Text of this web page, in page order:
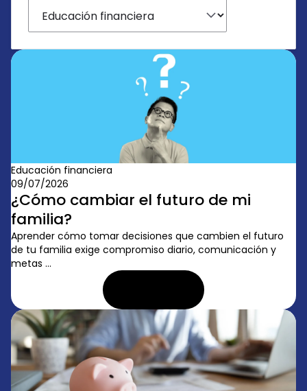
Educación financiera
09/07/2026
¿Cómo cambiar el futuro de mi
familia?
Aprender cómo tomar decisiones que cambien el futuro
de tu familia exige compromiso diario, comunicación y
metas ...